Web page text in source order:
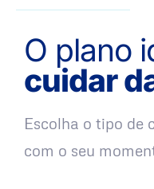
O plano
cuidar
Escolha o tipo de
com o seu